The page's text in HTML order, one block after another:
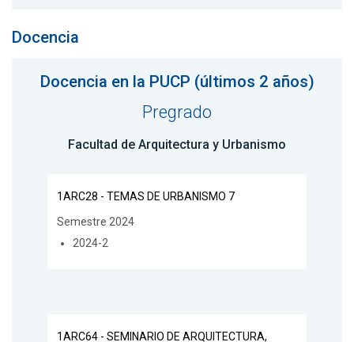
Docencia
Docencia en la PUCP (últimos 2 años)
Pregrado
Facultad de Arquitectura y Urbanismo
1ARC28 - TEMAS DE URBANISMO 7
Semestre 2024
2024-2
1ARC64 - SEMINARIO DE ARQUITECTURA,